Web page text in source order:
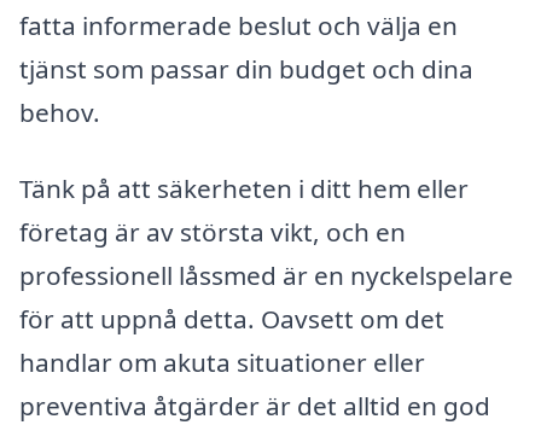
fatta informerade beslut och välja en
tjänst som passar din budget och dina
behov.
Tänk på att säkerheten i ditt hem eller
företag är av största vikt, och en
professionell låssmed är en nyckelspelare
för att uppnå detta. Oavsett om det
handlar om akuta situationer eller
preventiva åtgärder är det alltid en god